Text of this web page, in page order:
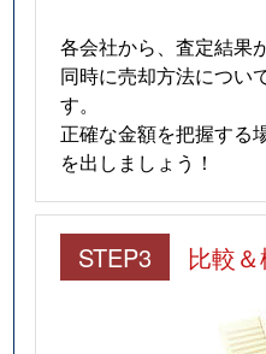
各会社から、査定結果
同時に売却方法につい
す。
正確な金額を把握する
を出しましょう！
STEP3 比較